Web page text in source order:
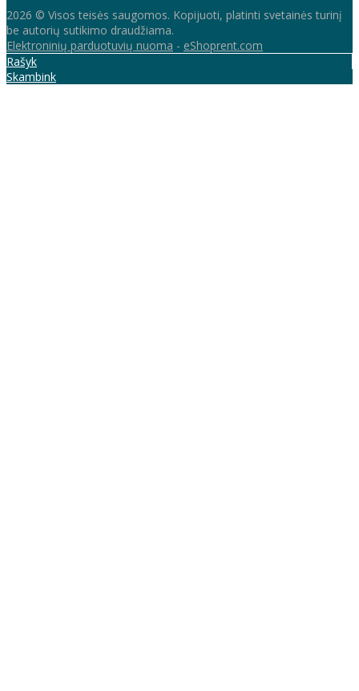
2026 © Visos teisės saugomos. Kopijuoti, platinti svetainės turinį
be autorių sutikimo draudžiama.
Elektroninių parduotuvių nuoma - eShoprent.com
Rašyk
Skambink